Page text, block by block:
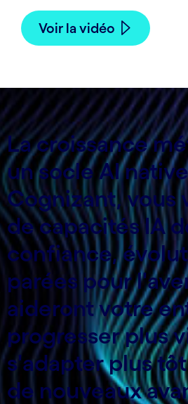
Voir la vidéo
La croissance
un socle AI
Cognizant, vous
de capacités IA
confiance,
parées pour
aideront votre
progresser plus
s'adapter plus
de nouveaux